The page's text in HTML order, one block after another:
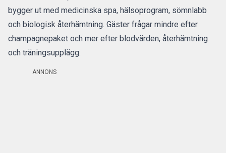
bygger ut med medicinska spa, hälsoprogram, sömnlabb
och biologisk återhämtning. Gäster frågar mindre efter
champagnepaket och mer efter blodvärden, återhämtning
och träningsupplägg.
ANNONS